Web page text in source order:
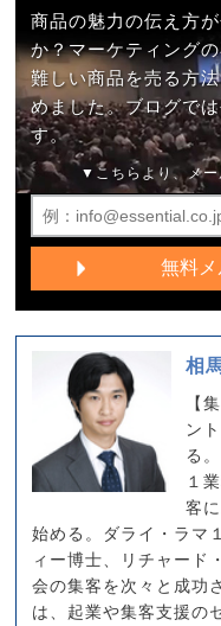
商品の魅力の伝え方
か？マーケティング
難しい商品を売る方
めました。ブログで
す。
▼こちらより、メ
相
【
ン
る
１
客
始める。ダライ・ラマ
ィー博士、リチャード
会の集客を次々と成功
は、起業や集客支援の